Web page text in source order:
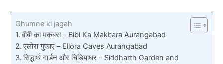
Ghumne ki jagah
बीबी का मकबरा – Bibi Ka Makbara Aurangabad
एलोरा गुफाएं – Ellora Caves Aurangabad
सिद्धार्थ गार्डन और चिड़ियाघर – Siddharth Garden and